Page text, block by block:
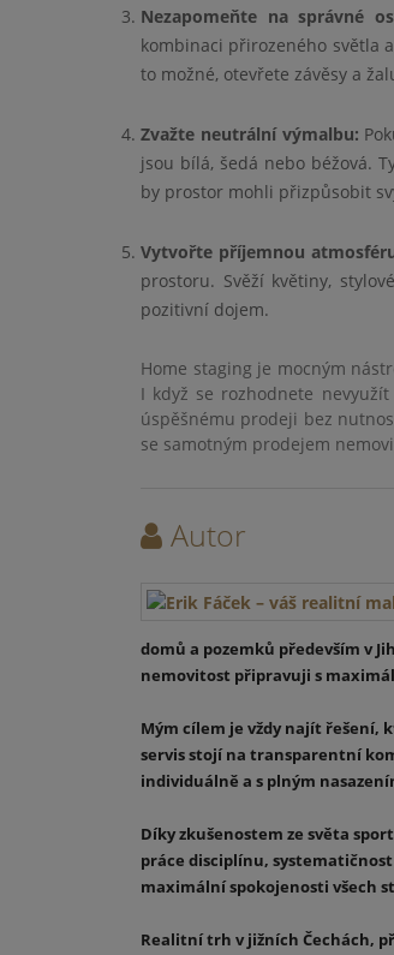
Nezapomeňte na správné
kombinaci přirozeného světla
to možné, otevřete závěsy a
Zvažte neutrální výmalbu:
jsou bílá, šedá nebo béžová.
by prostor mohli přizpůsobit
Vytvořte příjemnou
prostoru. Svěží květiny,
pozitivní dojem.
Home staging je mocným
I když se rozhodnete
úspěšnému prodeji bez
se samotným prodejem
Autor
domů a pozemků především v
nemovitost připravuji s
Mým cílem je vždy najít řešení,
servis stojí na transparentní
individuálně a s plným
Díky zkušenostem ze světa
práce disciplínu,
maximální spokojenosti všech
Realitní trh v jižních Čechách,